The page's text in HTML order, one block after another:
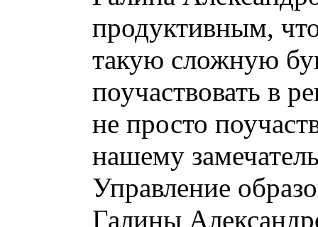
продуктивным,
такую сложную
поучаствовать в
не просто
нашему
Управление
Галины